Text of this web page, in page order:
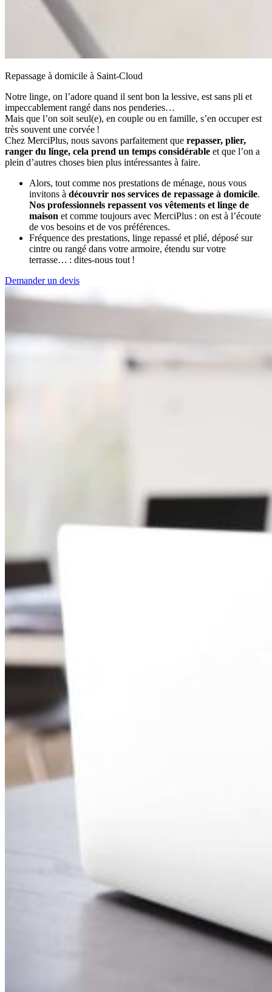
Repassage à domicile à Saint-Cloud
Notre linge, on l’adore quand il sent bon la lessive, est sans pli et
impeccablement rangé dans nos penderies…
Mais que l’on soit seul(e), en couple ou en famille, s’en occuper est
très souvent une corvée !
Chez MerciPlus, nous savons parfaitement que repasser, plier,
ranger du linge, cela prend un temps considérable et que l’on a
plein d’autres choses bien plus intéressantes à faire.
Alors, tout comme nos prestations de ménage, nous vous
invitons à découvrir nos services de repassage à domicile.
Nos professionnels repassent vos vêtements et linge de
maison et comme toujours avec MerciPlus : on est à l’écoute
de vos besoins et de vos préférences.
Fréquence des prestations, linge repassé et plié, déposé sur
cintre ou rangé dans votre armoire, étendu sur votre
terrasse… : dites-nous tout !
Demander un devis